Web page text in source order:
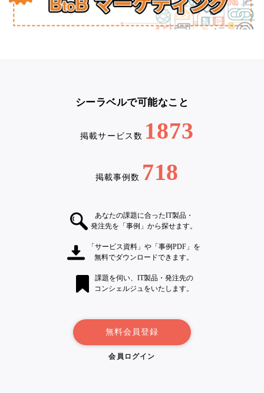
シーラベルで可能なこと
掲載サービス数 1873
掲載事例数 718
あなたの課題に合ったIT製品・
発注先を「事例」から探せます。
「サービス資料」や「事例PDF」を
無料でダウンロードできます。
課題を伺い、IT製品・発注先の
コンシェルジュをいたします。
無料会員登録
会員ログイン